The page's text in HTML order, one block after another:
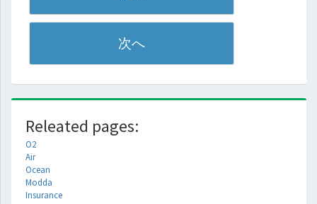
Releated pages:
O2
Air
Ocean
Modda
Insurance